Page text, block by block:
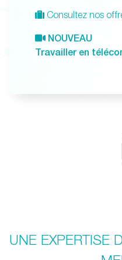
Consultez nos
NOUVEAU
Travailler en
UNE EXPERTISE